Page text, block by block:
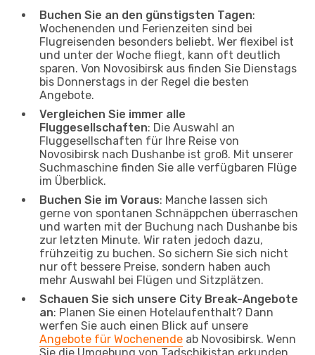
Buchen Sie an den günstigsten Tagen:
Wochenenden und Ferienzeiten sind bei
Flugreisenden besonders beliebt. Wer flexibel ist
und unter der Woche fliegt, kann oft deutlich
sparen. Von Novosibirsk aus finden Sie Dienstags
bis Donnerstags in der Regel die besten
Angebote.
Vergleichen Sie immer alle
Fluggesellschaften: Die Auswahl an
Fluggesellschaften für Ihre Reise von
Novosibirsk nach Dushanbe ist groß. Mit unserer
Suchmaschine finden Sie alle verfügbaren Flüge
im Überblick.
Buchen Sie im Voraus: Manche lassen sich
gerne von spontanen Schnäppchen überraschen
und warten mit der Buchung nach Dushanbe bis
zur letzten Minute. Wir raten jedoch dazu,
frühzeitig zu buchen. So sichern Sie sich nicht
nur oft bessere Preise, sondern haben auch
mehr Auswahl bei Flügen und Sitzplätzen.
Schauen Sie sich unsere City Break-Angebote
an: Planen Sie einen Hotelaufenthalt? Dann
werfen Sie auch einen Blick auf unsere
Angebote für Wochenende ab Novosibirsk. Wenn